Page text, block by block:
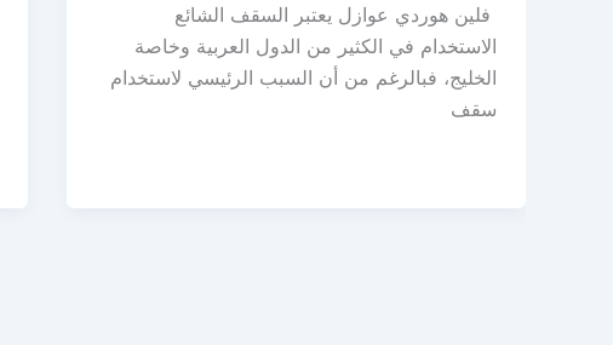
فلين هوردي عوازل يعتبر السقف الشائع
الاستخدام في الكثير من الدول العربية وخاصة
الخليج، فبالرغم من أن السبب الرئيسي لاستخدام
سقف